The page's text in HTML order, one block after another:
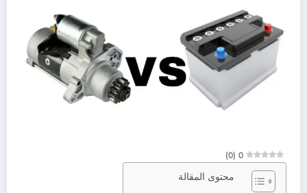
0
(
0
)
محتوى المقالة